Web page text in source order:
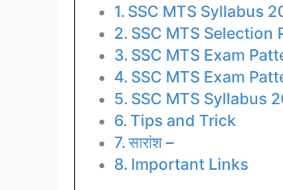
SSC MTS Syllabus
SSC MTS Selection
SSC MTS Exam
SSC MTS Exam
SSC MTS Syllabus
Tips and Trick
सारांश –
Important Links